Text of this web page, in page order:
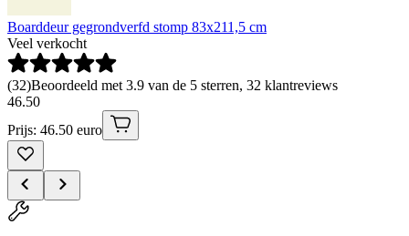
Boarddeur gegrondverfd stomp 83x211,5 cm
Veel verkocht
(32)Beoordeeld met 3.9 van de 5 sterren, 32 klantreviews
46.50
Prijs: 46.50 euro